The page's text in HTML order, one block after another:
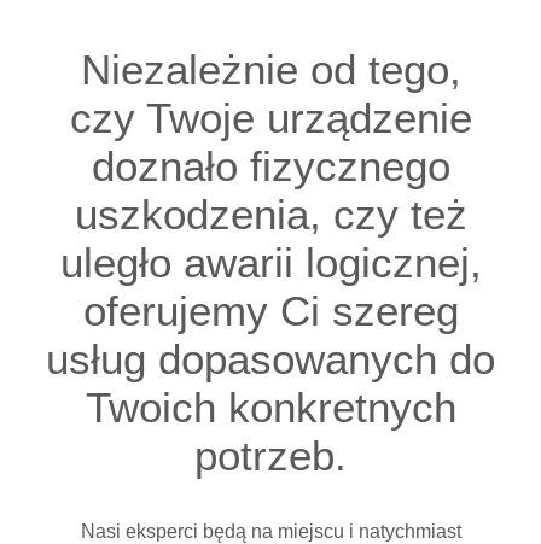
Niezależnie od tego,
czy Twoje urządzenie
doznało fizycznego
uszkodzenia, czy też
uległo awarii logicznej,
oferujemy Ci szereg
usług dopasowanych do
Twoich konkretnych
potrzeb.
Nasi eksperci będą na miejscu i natychmiast